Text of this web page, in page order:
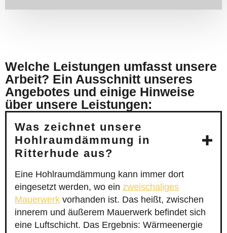
Welche Leistungen umfasst unsere
Arbeit? Ein Ausschnitt unseres
Angebotes und einige Hinweise
über unsere Leistungen:
Was zeichnet unsere
Hohlraumdämmung in
Ritterhude aus?
Eine Hohlraumdämmung kann immer dort
eingesetzt werden, wo ein zweischaliges
Mauerwerk vorhanden ist. Das heißt, zwischen
innerem und äußerem Mauerwerk befindet sich
eine Luftschicht. Das Ergebnis: Wärmeenergie